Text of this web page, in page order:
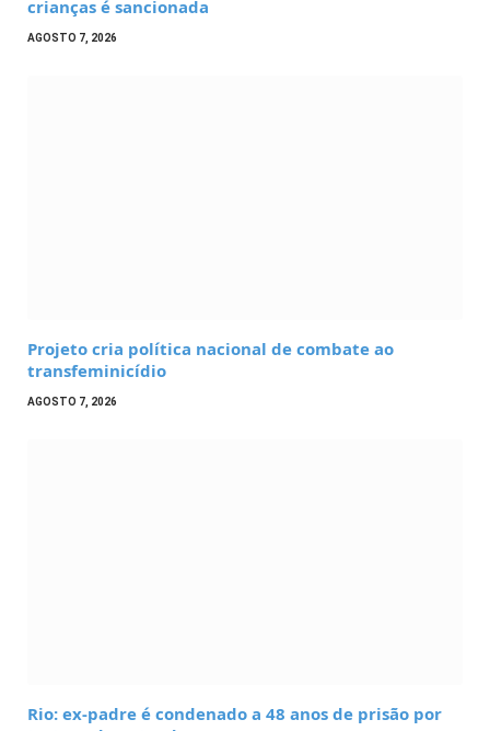
crianças é sancionada
AGOSTO 7, 2026
Projeto cria política nacional de combate ao
transfeminicídio
AGOSTO 7, 2026
Rio: ex-padre é condenado a 48 anos de prisão por